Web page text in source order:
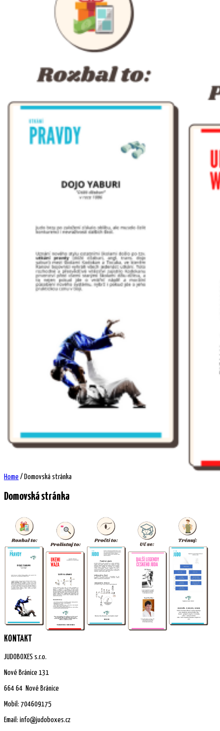
Home / Domovská stránka
Domovská stránka
KONTAKT
JUDOBOXES s.r.o.
Nové Bránice 131
664 64 Nové Bránice
Mobil: 704609175
Email: info@judoboxes.cz